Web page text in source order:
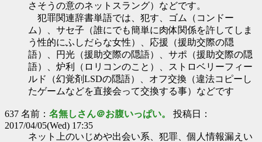
さそうの意のネットスラング）などです。
犯罪関連辞書単語では、犯す、ゴム（コンドー
ム）、サセ子（誰にでも簡単に肉体関係を許してしま
う性的にふしだらな女性）、応援（援助交際の隠
語）、円光（援助交際の隠語）、サポ（援助交際の隠
語）、炉利（ロリコンのこと）、ストロベリーフィー
ルド（幻覚剤LSDの隠語）、オフ交換（違法コピーし
たゲームなどを直接会って交換する事）などです
637 名前： 名無しさん＠お腹いっぱい。 投稿日：
2017/04/05(Wed) 17:35
ネット上のいじめや出会い系、犯罪、個人情報漏えい